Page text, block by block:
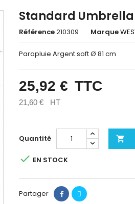
Standard Umbrella
Référence210309 Marque
Parapluie Argent soft Ø 81 cm
25,92 € TTC
21,60 € HT
Quantité 
 EN STOCK
Partager